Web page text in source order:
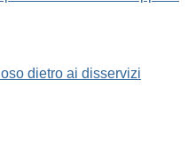
dietro ai disservizi